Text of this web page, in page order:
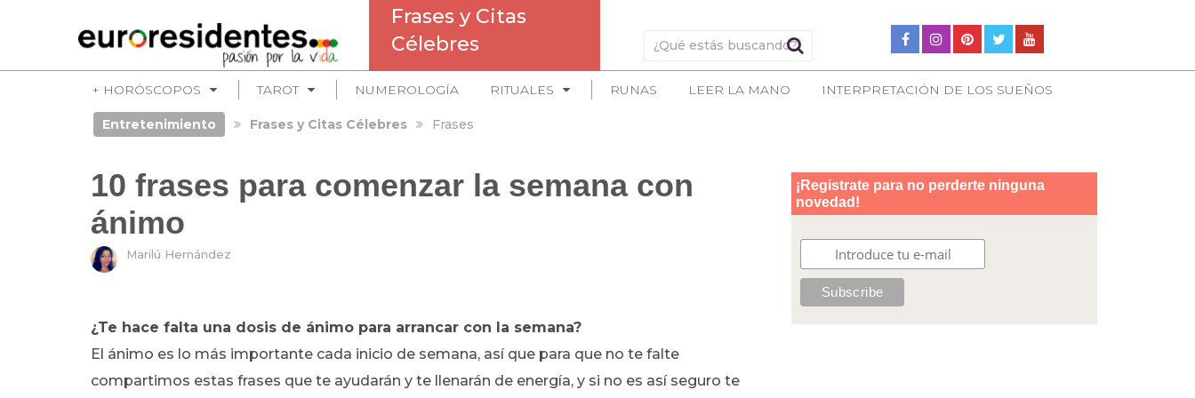
Frases y Citas
Célebres
+ HORÓSCOPOS TAROT NUMEROLOGÍA RITUALES RUNAS LEER LA MANO INTERPRETACIÓN DE LOS SUEÑOS
Entretenimiento Frases y Citas Célebres Frases
10 frases para comenzar la semana con
ánimo
Marilú Hernández
¿Te hace falta una dosis de ánimo para arrancar con la semana?
El ánimo es lo más importante cada inicio de semana, así que para que no te falte
compartimos estas frases que te ayudarán y te llenarán de energía, y si no es así seguro te